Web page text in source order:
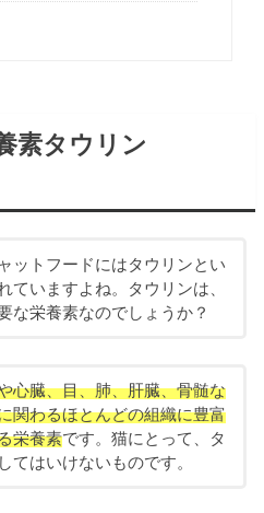
素タウリン
ットフードにはタウリンとい
ていますよね。タウリンは、
な栄養素なのでしょうか？
心臓、目、肺、肝臓、骨髄な
関わるほとんどの組織に豊富
栄養素です。猫にとって、タ
てはいけないものです。